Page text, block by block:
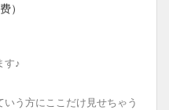
）
す♪
う方にここだけ見せちゃう